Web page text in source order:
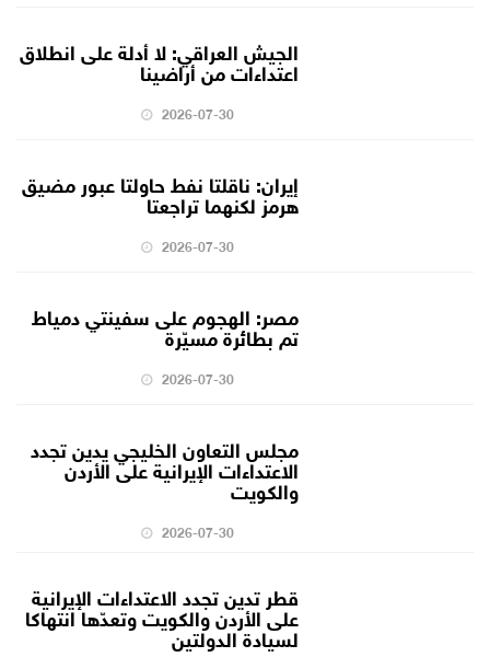
الجيش العراقي: لا أدلة على انطلاق
اعتداءات من أراضينا
2026-07-30
إيران: ناقلتا نفط حاولتا عبور مضيق
هرمز لكنهما تراجعتا
2026-07-30
مصر: الهجوم على سفينتي دمياط
تم بطائرة مسيّرة
2026-07-30
مجلس التعاون الخليجي يدين تجدد
الاعتداءات الإيرانية على الأردن
والكويت
2026-07-30
قطر تدين تجدد الاعتداءات الإيرانية
على الأردن والكويت وتعدّها انتهاكا
لسيادة الدولتين